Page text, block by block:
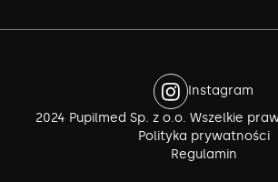
Instagram
2024 Pupilmed Sp. z o.o. Wszelkie
Polityka prywatności
Regulamin